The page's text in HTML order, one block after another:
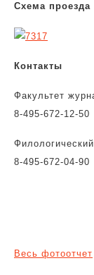
Схема проезда
Контакты
Факультет
8-495-672-12-50
8-495-672-04-90
Весь фотоотчет